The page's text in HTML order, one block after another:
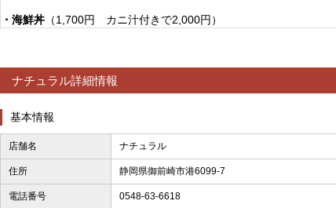
・海鮮丼 （1,700円 カニ汁付きで2,000円）
・駿河膳（1,800円）
刺身三種盛り えび、キス、野菜の天ぷら、わたり蟹のみそ汁、小
・漬け丼
まぐろを使用することがほとんど、たまにカツオの時もあり。最
けでさらっとどうぞ。
ナチュラル詳細情報
基本情報
店舗名 ナチュラル
住所 静岡県御前崎市港6099-7
電話番号 0548-63-6618